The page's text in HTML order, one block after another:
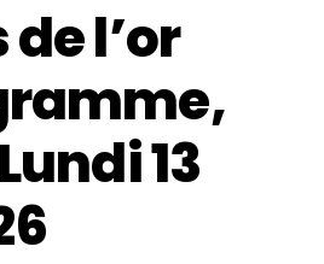
l’or
13